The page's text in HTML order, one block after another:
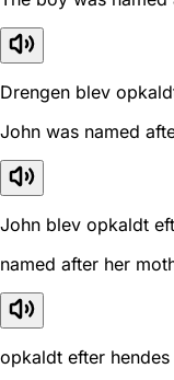
Drengen blev
John was named
John blev opkaldt
named after her
opkaldt efter hendes